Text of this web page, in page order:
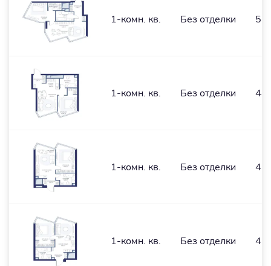
1-комн. кв. Без отделки
1-комн. кв. Без отделки 48
1-комн. кв. Без отделки
1-комн. кв. Без отделки